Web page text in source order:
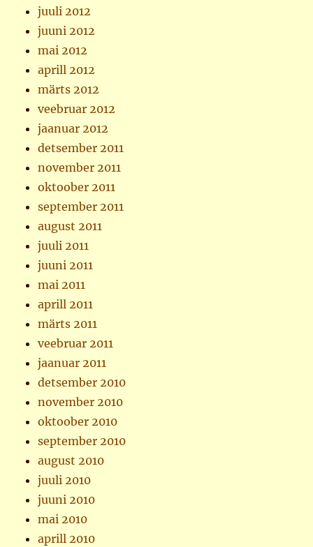
juuli 2012
juuni 2012
mai 2012
aprill 2012
märts 2012
veebruar 2012
jaanuar 2012
detsember 2011
november 2011
oktoober 2011
september 2011
august 2011
juuli 2011
juuni 2011
mai 2011
aprill 2011
märts 2011
veebruar 2011
jaanuar 2011
detsember 2010
november 2010
oktoober 2010
september 2010
august 2010
juuli 2010
juuni 2010
mai 2010
aprill 2010